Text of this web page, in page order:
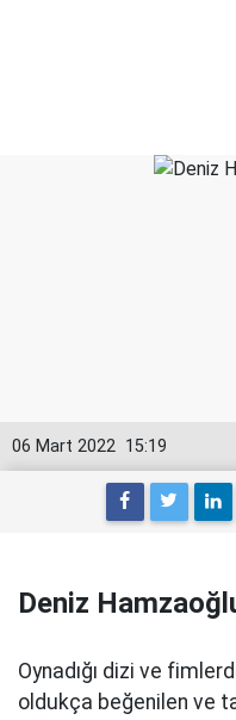
15:19
06 Mart 2022
Deniz
Oynadığı dizi ve
oldukça beğenilen ve